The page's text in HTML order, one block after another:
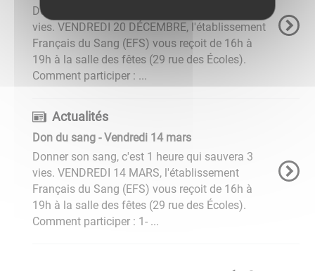
Donner son sang, c'est 1 heure qui sauvera 3
vies. VENDREDI 20 DÉCEMBRE, l'établissement
Français du Sang (EFS) vous reçoit de 16h à
19h à la salle des fêtes (29 rue des Écoles).
Comment participer : ...
Actualités
Don du sang - Vendredi 14 mars
Donner son sang, c'est 1 heure qui sauvera 3
vies. VENDREDI 14 MARS, l'établissement
Français du Sang (EFS) vous reçoit de 16h à
19h à la salle des fêtes (29 rue des Écoles).
Comment participer : 1- ...